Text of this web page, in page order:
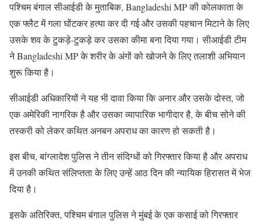
पश्चिम बंगाल सीआईडी के मुताबिक, Bangladeshi MP की कोलकाता के
एक फ्लैट में गला घोंटकर हत्या कर दी गई और उसकी पहचान मिटाने के लिए
उसके शव के टुकड़े-टुकड़े कर उसका कीमा बना दिया गया। सीआईडी टीम
ने Bangladeshi MP के शरीर के अंगों को खोजने के लिए तलाशी अभियान
शुरू किया है।
सीआईडी अधिकारियों ने यह भी दावा किया कि अनार और उसके दोस्त, जो
एक अमेरिकी नागरिक है और उसका व्यापारिक भागीदार है, के बीच सोने की
तस्करी को लेकर कथित अनबन अपराध का कारण हो सकती है।
इस बीच, बांग्लादेश पुलिस ने तीन संदिग्धों को गिरफ्तार किया है और अपराध
में उनकी कथित संलिप्तता के लिए उन्हें आठ दिन की न्यायिक हिरासत में भेज
दिया है।
इसके अतिरिक्त, पश्चिम बंगाल पुलिस ने मुंबई के एक कसाई को गिरफ्तार